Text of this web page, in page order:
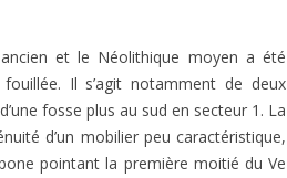
et le Néolithique moyen a été
Il s’agit notamment de deux
fosse plus au sud en secteur 1. La
d’un mobilier peu caractéristique,
pointant la première moitié du Ve